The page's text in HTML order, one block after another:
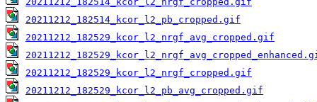
20211212_182514_kcor_l2_pb_cropped.gif
20211212_182529_kcor_l2_nrgf_avg_cropped.gif
20211212_182529_kcor_l2_nrgf_cropped.gif
20211212_182529_kcor_l2_pb_avg_cropped.gif